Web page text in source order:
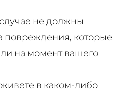
не должны
повреждения, которые
на момент вашего
в каком-либо